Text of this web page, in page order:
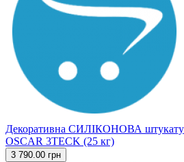
Декоративна СИЛІКОНОВА
OSCAR 3TECK (25 кг)
3 790.00 грн